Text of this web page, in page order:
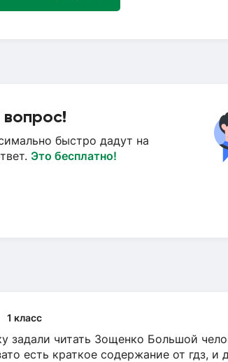
быстро дадут на
Это бесплатно!
1 класс
задали читать Зощенко Большой
есть краткое содержание от гдз,